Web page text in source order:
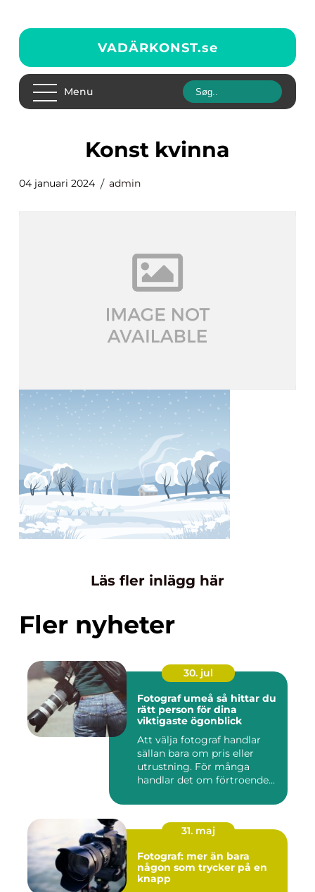
VADÄRKONST.se
Menu
konst kvinna
04 januari 2024 admin
Läs fler inlägg här
Fler nyheter
30. jul
Fotograf umeå så hittar du
rätt person för dina
viktigaste ögonblick
Att välja fotograf handlar
sällan bara om pris eller
utrustning. För många
handlar det om förtroende...
31. maj
Fotograf: mer än bara
någon som trycker på en
knapp